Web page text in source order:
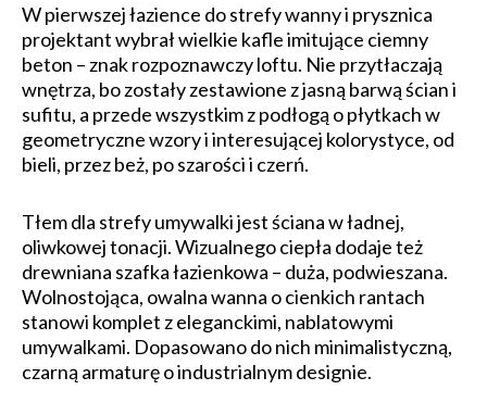
W pierwszej łazience do strefy wanny i prysznica
projektant wybrał wielkie kafle imitujące ciemny
beton – znak rozpoznawczy loftu. Nie przytłaczają
wnętrza, bo zostały zestawione z jasną barwą ścian i
sufitu, a przede wszystkim z podłogą o płytkach w
geometryczne wzory i interesującej kolorystyce, od
bieli, przez beż, po szarości i czerń.
Tłem dla strefy umywalki jest ściana w ładnej,
oliwkowej tonacji. Wizualnego ciepła dodaje też
drewniana szafka łazienkowa – duża, podwieszana.
Wolnostojąca, owalna wanna o cienkich rantach
stanowi komplet z eleganckimi, nablatowymi
umywalkami. Dopasowano do nich minimalistyczną,
czarną armaturę o industrialnym designie.